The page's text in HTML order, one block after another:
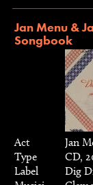
Jan Menu &
Songbook
Act
Jan
Type
CD,
Label
Dig